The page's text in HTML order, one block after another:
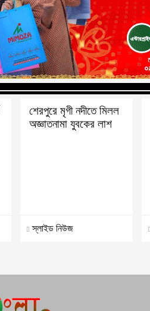
শেরপুরে মৃগী নদীতে মিলল
অজ্ঞাতনামা যুবকের লাশ
স্লাইড নিউজ